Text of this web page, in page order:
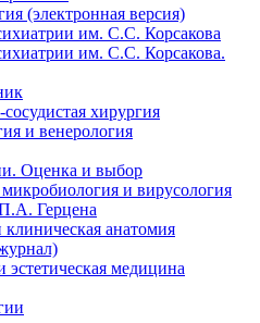
(электронная версия)
им. С.С. Корсакова
им. С.С. Корсакова.
хирургия
и венерология
Оценка и выбор
и вирусология
Герцена
анатомия
эстетическая медицина